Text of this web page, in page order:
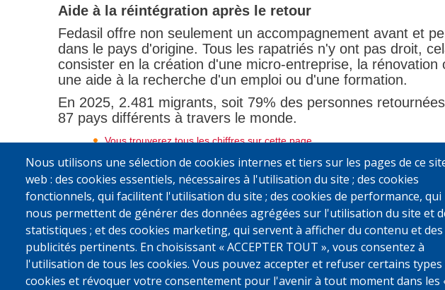
Aide à la réintégration après le retour
Fedasil offre non seulement un accompagnement avant et
dans le pays d'origine. Tous les rapatriés n'y ont pas droit,
consister en la création d'une micro-entreprise, la
une aide à la recherche d'un emploi ou d'une formation.
En 2025, 2.481 migrants, soit 79% des personnes
87 pays différents à travers le monde.
Vous trouverez tous les chiffres sur cette page
Le programme de retour volontaire est cofinancé par l'Union
Nous utilisons une sélection de cookies internes et tiers sur les pages de ce
web : des cookies essentiels, nécessaires à l'utilisation du site ; des cookies
fonctionnels, qui facilitent l'utilisation du site ; des cookies de performance, qui
nous permettent de générer des données agrégées sur l'utilisation du site et
statistiques ; et des cookies marketing, qui servent à afficher du contenu et des
publicités pertinents. En choisissant « ACCEPTER TOUT », vous consentez à
l'utilisation de tous les cookies. Vous pouvez accepter et refuser certains types
cookies et révoquer votre consentement pour l'avenir à tout moment dans les